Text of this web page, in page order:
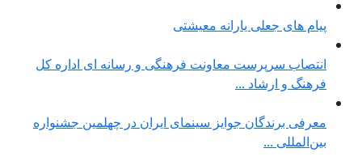
پیام های جعلی یارانه معیشتی
انتصاب سرپرست معاونت فرهنگی و رسانه ای اداره کل
فرهنگ و ارشاد ...
معرفی برندگان جوایز سینمای ایران در چهلمین جشنواره
بین‌المللی ...